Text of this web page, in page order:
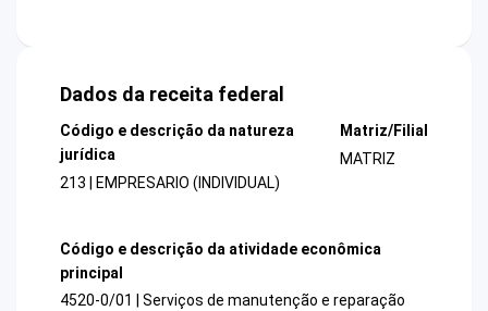
Dados da receita federal
Código e descrição da natureza
jurídica
213 | EMPRESARIO (INDIVIDUAL)
Matriz/Filial
MATRIZ
Código e descrição da atividade econômica
principal
4520-0/01 | Serviços de manutenção e reparação